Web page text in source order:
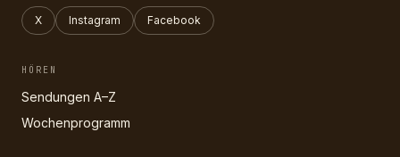
X Instagram Facebook
HÖREN
Sendungen A–Z
Wochenprogramm